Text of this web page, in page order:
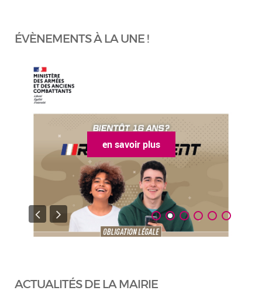
ÉVÈNEMENTS À LA UNE !
en savoir plus
ACTUALITÉS DE LA MAIRIE